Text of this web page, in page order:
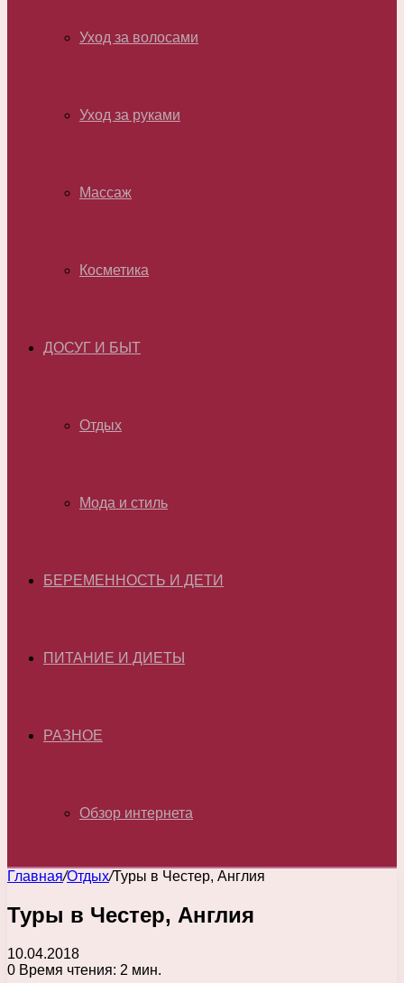
Уход за волосами
Уход за руками
Массаж
Косметика
ДОСУГ И БЫТ
Отдых
Мода и стиль
БЕРЕМЕННОСТЬ И ДЕТИ
ПИТАНИЕ И ДИЕТЫ
РАЗНОЕ
Обзор интернета
Главная/Отдых/Туры в Честер, Англия
Туры в Честер, Англия
10.04.2018
0 Время чтения: 2 мин.